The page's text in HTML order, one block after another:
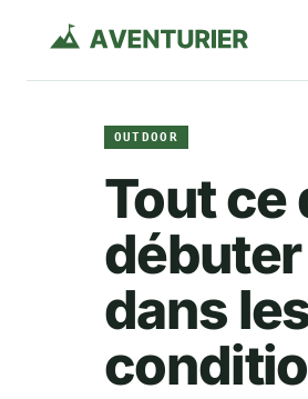
OUTDOOR
Tout ce
dans